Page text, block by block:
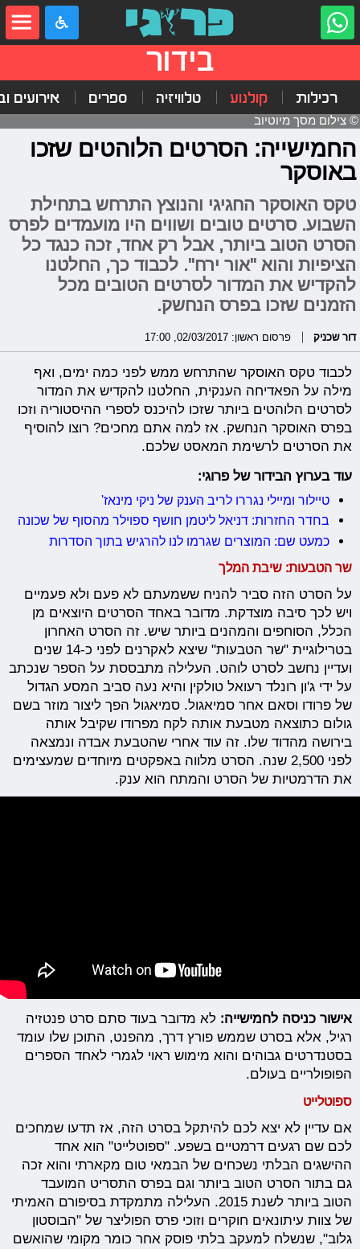
בידור
רכילות קולנוע טלוויזיה ספרים אירועים
© צילום מסך מיוטיוב
החמישייה: הסרטים הלוהטים שזכו
באוסקר
טקס האוסקר החגיגי והנוצץ התרחש בתחילת
השבוע. סרטים טובים ושווים היו מועמדים לפרס
הסרט הטוב ביותר, אבל רק אחד, זכה כנגד כל
הציפיות והוא "אור ירח". לכבוד כך, החלטנו
להקדיש את המדור לסרטים הטובים מכל
הזמנים שזכו בפרס הנחשק.
דור שכניק פרסום ראשון: 02/03/2017, 17:00
לכבוד טקס האוסקר שהתרחש ממש לפני כמה ימים, ואף
מילה על הפאדיחה הענקית, החלטנו להקדיש את המדור
לסרטים הלוהטים ביותר שזכו להיכנס לספרי ההיסטוריה וזכו
בפרס האוסקר הנחשק. אז למה אתם מחכים? רוצו להוסיף
את הסרטים לרשימת המאסט שלכם.
עוד בערוץ הבידור של פרוגי:
טיילור ומיילי נגררו לריב הענק של ניקי מינאז'
בחדר החזרות: דניאל ליטמן חושף ספוילר מהסוף של שכונה
כמעט שם: המוצרים שגרמו לנו להרגיש בתוך הסדרות
שר הטבעות: שיבת המלך
על הסרט הזה סביר להניח ששמעתם לא פעם ולא פעמיים
ויש לכך סיבה מוצדקת. מדובר באחד הסרטים היוצאים מן
הכלל, הסוחפים והמהנים ביותר שיש. זה הסרט האחרון
בטרילוגיית "שר הטבעות" שיצא לאקרנים לפני כ-14 שנים
ועדיין נחשב לסרט לוהט. העלילה מתבססת על הספר שנכתב
על ידי ג'ון רונלד רעואל טולקין והיא נעה סביב המסע הגדול
של פרודו וסאם אחר סמיאגול. סמיאגול הפך ליצור מוזר בשם
גולום כתוצאה מטבעת אותה לקח מפרודו שקיבל אותה
בירושה מהדוד שלו. זה עוד אחרי שהטבעת אבדה ונמצאה
לפני 2,500 שנה. הסרט מלווה באפקטים מיוחדים שמעצימים
את הדרמטיות של הסרט והמתח הוא ענק.
אישור כניסה לחמישייה: לא מדובר בעוד סתם סרט פנטזיה
רגיל, אלא בסרט שממש פורץ דרך, מהפנט, התוכן שלו עומד
בסטנדרטים גבוהים והוא מימוש ראוי לגמרי לאחד הספרים
הפופולריים בעולם.
ספוטלייט
אם עדיין לא יצא לכם להיתקל בסרט הזה, אז תדעו שמחכים
לכם שם רגעים דרמטיים בשפע. "ספוטלייט" הוא אחד
ההישגים הבלתי נשכחים של הבמאי טום מקארתי והוא זכה
גם בתור הסרט הטוב ביותר וגם בפרס התסריט המועבד
הטוב ביותר לשנת 2015. העלילה מתמקדת בסיפורם האמיתי
של צוות עיתונאים חוקרים וזוכי פרס הפוליצר של "הבוסטון
גלוב", שנשלח למעקב בלתי פוסק אחר כומר מקומי שהואשם